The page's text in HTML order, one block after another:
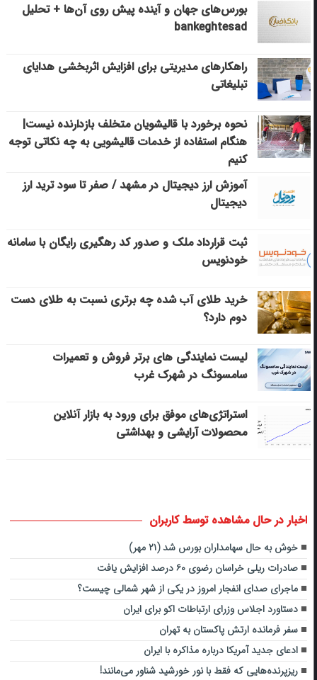
بورس‌های جهان و آینده پیش روی آن‌ها + تحلیل
bankeghtesad
راهکارهای مدیریتی برای افزایش اثربخشی هدایای
تبلیغاتی
نحوه برخورد با قالیشویان متخلف بازدارنده نیست|
هنگام استفاده از خدمات قالیشویی به چه نکاتی توجه
کنیم
آموزش ارز دیجیتال در مشهد / صفر تا سود ترید ارز
دیجیتال
ثبت قرارداد ملک و صدور کد رهگیری رایگان با سامانه
خودنویس
خرید طلای آب شده چه برتری نسبت به طلای دست
دوم دارد؟
لیست نمایندگی های برتر فروش و تعمیرات
سامسونگ در شهرک غرب
استراتژی‌های موفق برای ورود به بازار آنلاین
محصولات آرایشی و بهداشتی
اخبار در حال مشاهده توسط کاربران
خوش به حال سهامداران بورس شد (۲۱ مهر)
صادرات ریلی خراسان رضوی ۶۰ درصد افزایش یافت
ماجرای صدای انفجار امروز در یکی از شهر شمالی چیست؟
دستاورد اجلاس وزرای ارتباطات اکو برای ایران
سفر فرمانده ارتش پاکستان به تهران
ادعای جدید آمریکا درباره مذاکره با ایران
ریزپرنده‌هایی که فقط با نور خورشید شناور می‌مانند!